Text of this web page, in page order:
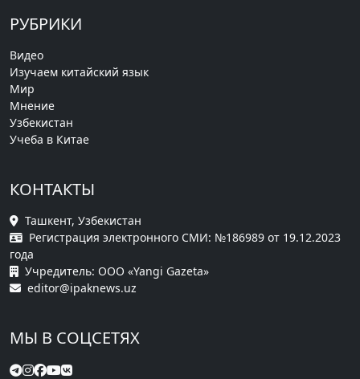
РУБРИКИ
Видео
Изучаем китайский язык
Мир
Мнение
Узбекистан
Учеба в Китае
КОНТАКТЫ
Ташкент, Узбекистан
Регистрация электронного СМИ: №186989 от 19.12.2023
года
Учредитель: ООО «Yangi Gazeta»
editor@ipaknews.uz
МЫ В СОЦСЕТЯХ